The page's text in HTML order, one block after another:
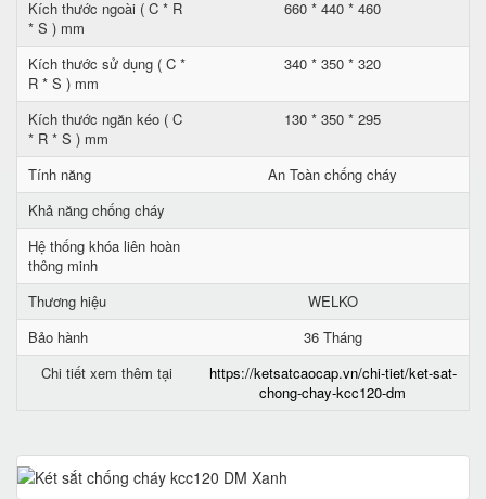
Kích thước ngoài ( C * R
* S ) mm
660 * 440 * 460
Kích thước sử dụng ( C *
R * S ) mm
340 * 350 * 320
Kích thước ngăn kéo ( C
* R * S ) mm
130 * 350 * 295
Tính năng
An Toàn chống cháy
Khả năng chống cháy
Hệ thống khóa liên hoàn
thông minh
Thương hiệu
WELKO
Bảo hành
36 Tháng
Chi tiết xem thêm tại
https://ketsatcaocap.vn/chi-tiet/ket-sat-
chong-chay-kcc120-dm